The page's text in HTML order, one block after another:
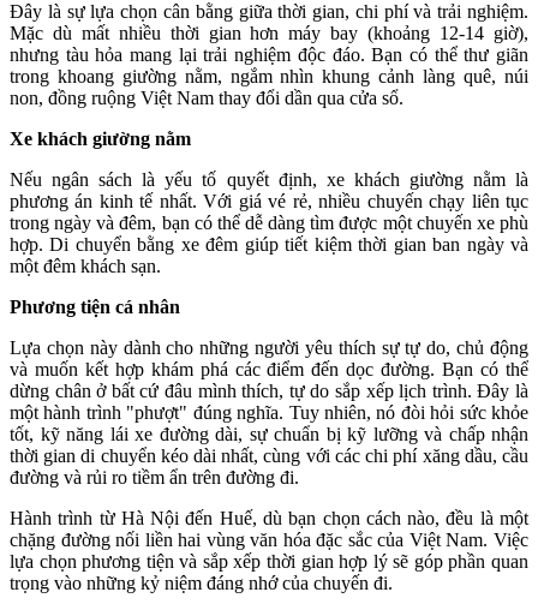
Đây là sự lựa chọn cân bằng giữa thời gian, chi phí và trải nghiệm.
Mặc dù mất nhiều thời gian hơn máy bay (khoảng 12-14 giờ),
nhưng tàu hỏa mang lại trải nghiệm độc đáo. Bạn có thể thư giãn
trong khoang giường nằm, ngắm nhìn khung cảnh làng quê, núi
non, đồng ruộng Việt Nam thay đổi dần qua cửa sổ.
Xe khách giường nằm
Nếu ngân sách là yếu tố quyết định, xe khách giường nằm là
phương án kinh tế nhất. Với giá vé rẻ, nhiều chuyến chạy liên tục
trong ngày và đêm, bạn có thể dễ dàng tìm được một chuyến xe phù
hợp. Di chuyển bằng xe đêm giúp tiết kiệm thời gian ban ngày và
một đêm khách sạn.
Phương tiện cá nhân
Lựa chọn này dành cho những người yêu thích sự tự do, chủ động
và muốn kết hợp khám phá các điểm đến dọc đường. Bạn có thể
dừng chân ở bất cứ đâu mình thích, tự do sắp xếp lịch trình. Đây là
một hành trình "phượt" đúng nghĩa. Tuy nhiên, nó đòi hỏi sức khỏe
tốt, kỹ năng lái xe đường dài, sự chuẩn bị kỹ lưỡng và chấp nhận
thời gian di chuyển kéo dài nhất, cùng với các chi phí xăng dầu, cầu
đường và rủi ro tiềm ẩn trên đường đi.
Hành trình từ Hà Nội đến Huế, dù bạn chọn cách nào, đều là một
chặng đường nối liền hai vùng văn hóa đặc sắc của Việt Nam. Việc
lựa chọn phương tiện và sắp xếp thời gian hợp lý sẽ góp phần quan
trọng vào những kỷ niệm đáng nhớ của chuyến đi.